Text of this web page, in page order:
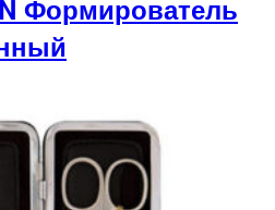
Формирователь